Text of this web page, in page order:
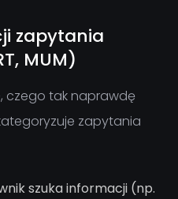
zapytania
MUM)
czego tak naprawdę
zapytania
szuka informacji (np.